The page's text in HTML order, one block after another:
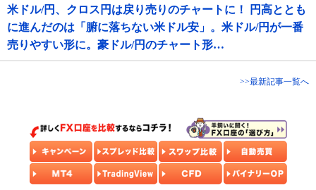
米ドル/円、クロス円は戻り売りのチャートに！ 円高ととも
に進んだのは「腑に落ちない米ドル安」。米ドル/円が一番
売りやすい形に。豪ドル/円のチャート形…
>>最新記事一覧へ